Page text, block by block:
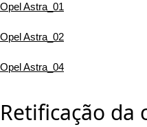
Opel Astra_01
Opel Astra_02
Opel Astra_04
Retificação da